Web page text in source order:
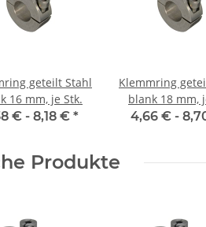
geteilt Stahl
16 mm, je Stk.
€ - 8,18 € *
Klemmring
blank 18 mm,
4,66 € -
Produkte